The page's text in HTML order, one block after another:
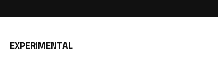
EXPERIMENTAL